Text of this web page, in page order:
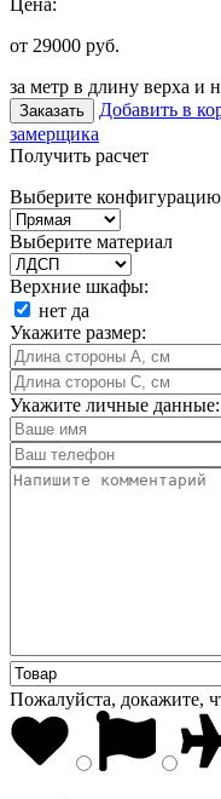
от 29000 руб.
за метр в длину верха и
Заказать Добавить в
замерщика
Получить расчет
Выберите конфигурацию
Выберите материал
Верхние шкафы:
нет да
Укажите размер:
Укажите личные данные:
Пожалуйста, докажите,